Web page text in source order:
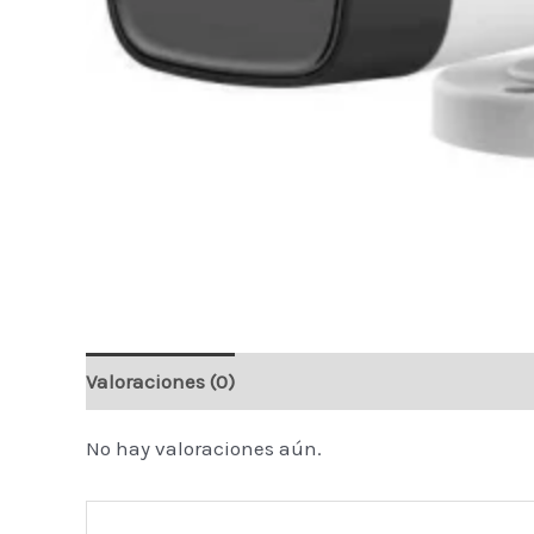
Valoraciones (0)
No hay valoraciones aún.